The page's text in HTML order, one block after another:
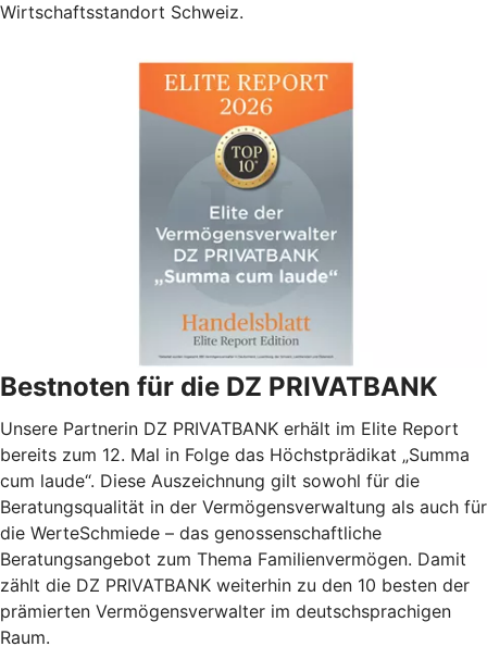
Wirtschaftsstandort Schweiz.
Bestnoten für die DZ PRIVATBANK
Unsere Partnerin DZ PRIVATBANK erhält im Elite Report
bereits zum 12. Mal in Folge das Höchstprädikat „Summa
cum laude“. Diese Auszeichnung gilt sowohl für die
Beratungsqualität in der Vermögensverwaltung als auch für
die WerteSchmiede – das genossenschaftliche
Beratungsangebot zum Thema Familienvermögen. Damit
zählt die DZ PRIVATBANK weiterhin zu den 10 besten der
prämierten Vermögensverwalter im deutschsprachigen
Raum.